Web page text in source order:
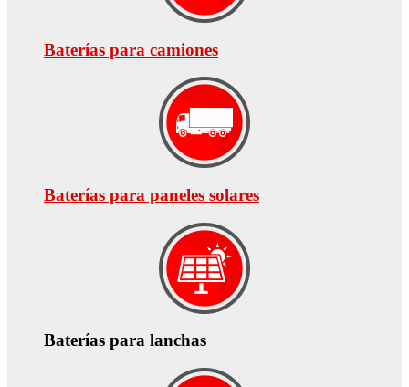
Baterías para camiones
Baterías para paneles solares
Baterías para lanchas